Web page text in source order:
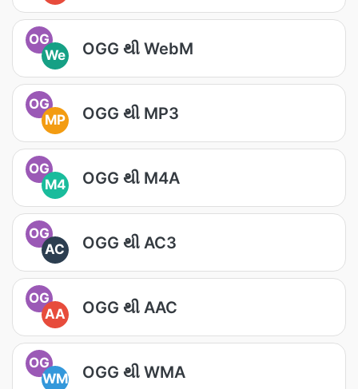
OG
We
OGG થી WebM
OG
MP
OGG થી MP3
OG
M4
OGG થી M4A
OG
AC
OGG થી AC3
OG
AA
OGG થી AAC
OG
WM
OGG થી WMA